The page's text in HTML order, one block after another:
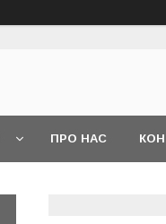
ПРО НАС